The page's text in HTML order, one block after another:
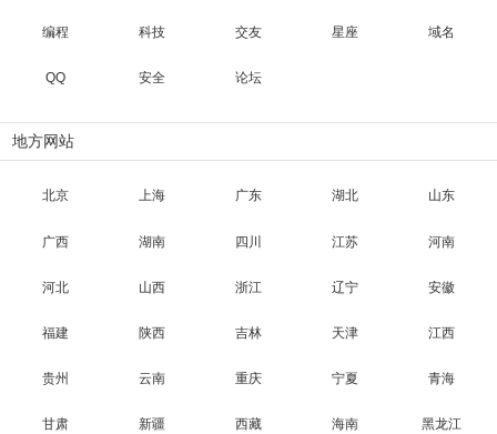
编程 科技 交友 星座 域名
QQ 安全 论坛
地方网站
北京 上海 广东 湖北 山东
广西 湖南 四川 江苏 河南
河北 山西 浙江 辽宁 安徽
福建 陕西 吉林 天津 江西
贵州 云南 重庆 宁夏 青海
甘肃 新疆 西藏 海南 黑龙江